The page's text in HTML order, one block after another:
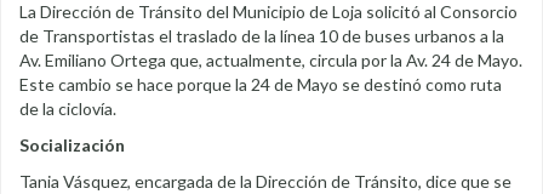
La Dirección de Tránsito del Municipio de Loja solicitó al Consorcio
de Transportistas el traslado de la línea 10 de buses urbanos a la
Av. Emiliano Ortega que, actualmente, circula por la Av. 24 de Mayo.
Este cambio se hace porque la 24 de Mayo se destinó como ruta
de la ciclovía.
Socialización
Tania Vásquez, encargada de la Dirección de Tránsito, dice que se